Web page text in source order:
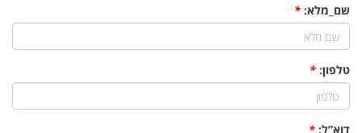
שם_מלא: *
טלפון: *
דוא”ל: *